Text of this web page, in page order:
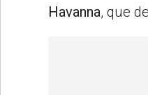
Havanna, que